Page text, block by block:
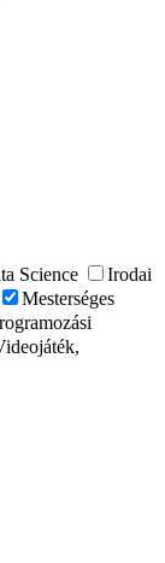
Science
Irodai
Mesterséges